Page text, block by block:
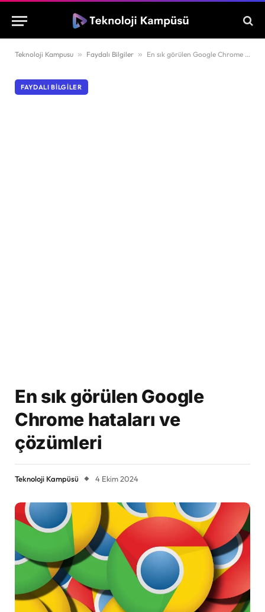
Teknoloji Kampusu » Faydalı Bilgiler » En sık görülen Google Chrome hataları ve çözümleri
FAYDALI BILGILER
En sık görülen Google
Chrome hataları ve
çözümleri
Teknoloji Kampüsü 4 Ekim 2024